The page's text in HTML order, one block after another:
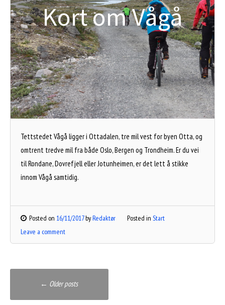
Kort om Vågå
Tettstedet Vågå ligger i Ottadalen, tre mil vest for byen Otta, og
omtrent tredve mil fra både Oslo, Bergen og Trondheim. Er du vei
til Rondane, Dovrefjell eller Jotunheimen, er det lett å stikke
innom Vågå samtidig.
Posted on 16/11/2017byRedaktør Posted in Start
Leave a comment
navigation
← Older posts